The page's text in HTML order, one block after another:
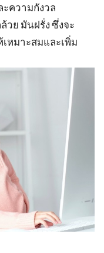
ความกังวล
วย มันฝรั่ง ซึ่งจะ
หมาะสมและเพิ่ม